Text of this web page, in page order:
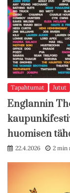
Tapahtumat Jutut
Englannin
huomisen
22.4.2026 2 min